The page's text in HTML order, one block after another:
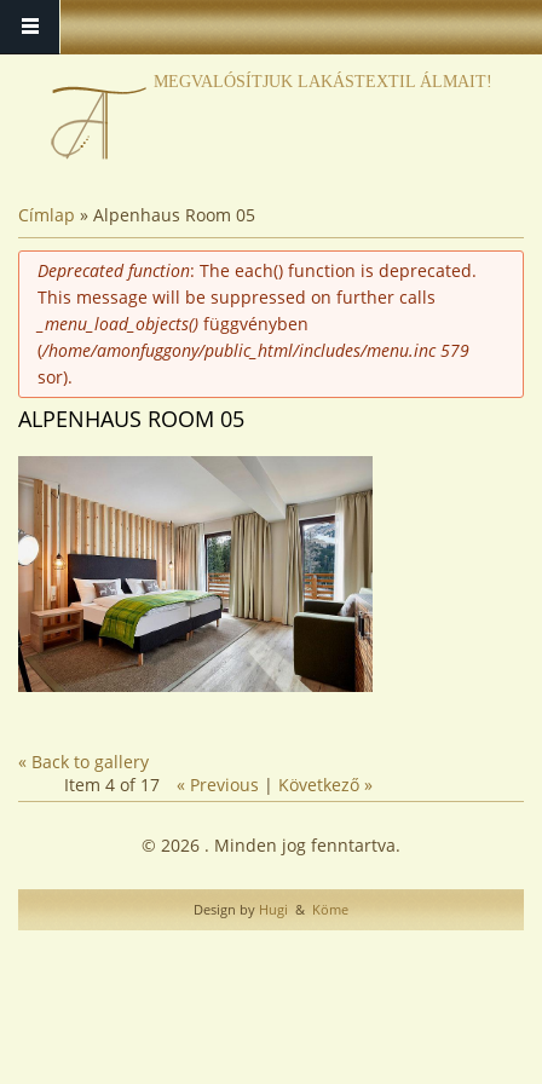
MEGVALÓSÍTJUK LAKÁSTEXTIL ÁLMAIT!
JELENLEGI HELY
Címlap » Alpenhaus Room 05
HIBAÜZENET
Deprecated function: The each() function is deprecated.
This message will be suppressed on further calls
_menu_load_objects() függvényben
(/home/amonfuggony/public_html/includes/menu.inc 579
sor).
ALPENHAUS ROOM 05
« Back to gallery
Item 4 of 17
« Previous | Következő »
© 2026 . Minden jog fenntartva.
Design by Hugi & Köme